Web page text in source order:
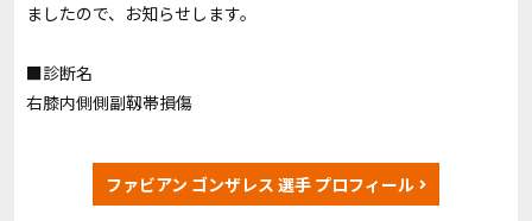
ましたので、お知らせします。
■診断名
右膝内側側副靱帯損傷
ファビアン ゴンザレス 選手 プロフィール